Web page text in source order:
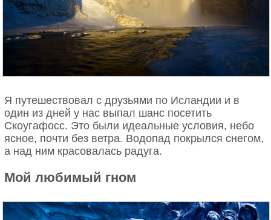
Я путешествовал с друзьями по Исландии и в
один из дней у нас выпал шанс посетить
Скоугафосс. Это были идеальные условия, небо
ясное, почти без ветра. Водопад покрылся снегом,
а над ним красовалась радуга.
Мой любимый гном